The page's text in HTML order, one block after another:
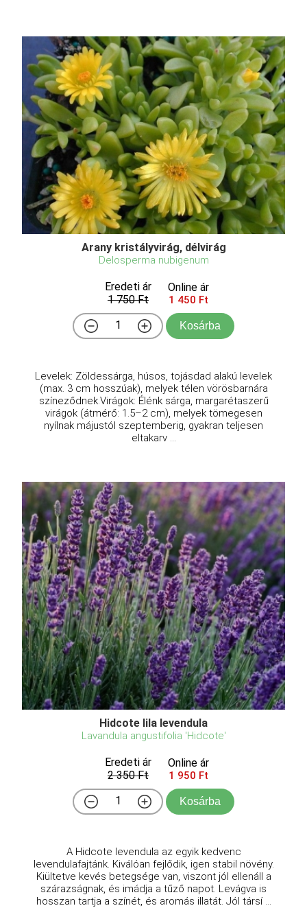
Arany kristályvirág, délvirág
Delosperma nubigenum
Eredeti ár
1 750 Ft
Online ár
1 450 Ft
Kosárba
Levelek: Zöldessárga, húsos, tojásdad alakú levelek
(max. 3 cm hosszúak), melyek télen vörösbarnára
színeződnek.Virágok: Élénk sárga, margarétaszerű
virágok (átmérő: 1.5–2 cm), melyek tömegesen
nyílnak májustól szeptemberig, gyakran teljesen
eltakarv ...
Hidcote lila levendula
Lavandula angustifolia 'Hidcote'
Eredeti ár
2 350 Ft
Online ár
1 950 Ft
Kosárba
A Hidcote levendula az egyik kedvenc
levendulafajtánk. Kiválóan fejlődik, igen stabil növény.
Kiültetve kevés betegsége van, viszont jól ellenáll a
szárazságnak, és imádja a tűző napot. Levágva is
hosszan tartja a színét, és aromás illatát. Jól társí ...